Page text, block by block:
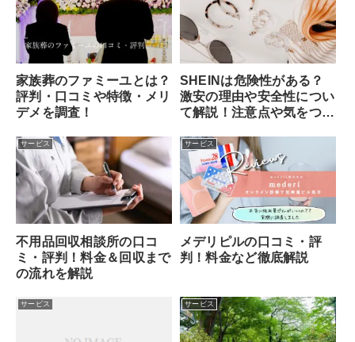
家族葬のファミーユとは？
評判・口コミや特徴・メリ
デメを調査！
SHEINは危険性がある？
激安の理由や安全性につい
て解説！注意点や気をつけ
サービス
不用品回収相談所の口コ
ミ・評判！料金＆回収まで
の流れを解説
サービス
メデリピルの口コミ・評
判！料金など徹底解説
サービス サービス